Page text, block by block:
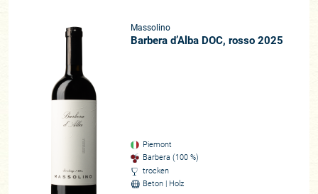
Massolino
Barbera d’Alba DOC, rosso 2025
Piemont
Barbera (100 %)
trocken
Beton | Holz